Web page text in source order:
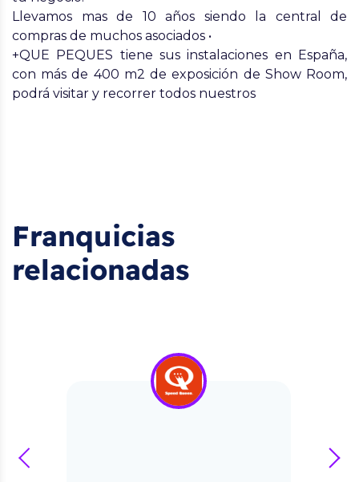
Llevamos mas de 10 años siendo la central de
compras de muchos asociados •
+QUE PEQUES tiene sus instalaciones en España,
con más de 400 m2 de exposición de Show Room,
podrá visitar y recorrer todos nuestros
Franquicias
relacionadas
prev next